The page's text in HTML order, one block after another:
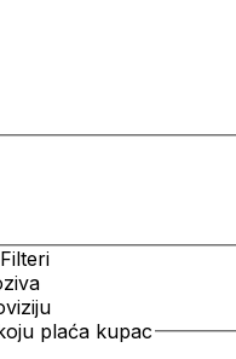
plaća kupac